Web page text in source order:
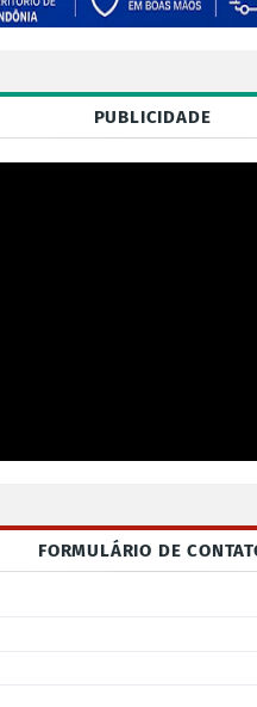
PUBLICIDADE
FORMULÁRIO DE